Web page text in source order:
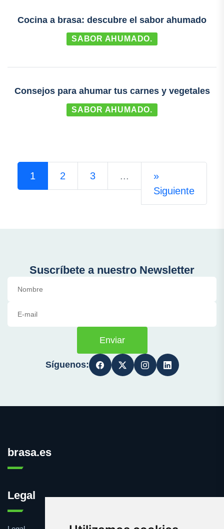
Cocina a brasa: descubre el sabor ahumado
SABOR AHUMADO.
Consejos para ahumar tus carnes y vegetales
SABOR AHUMADO.
1 2 3 ...
»
Siguiente
Suscríbete a nuestro Newsletter
Enviar
Síguenos:
brasa.es
Legal